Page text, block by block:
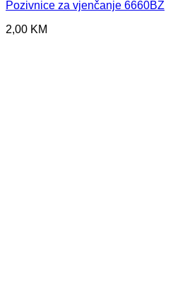
Pozivnice za vjenčanje 6660BZ
2,00 KM